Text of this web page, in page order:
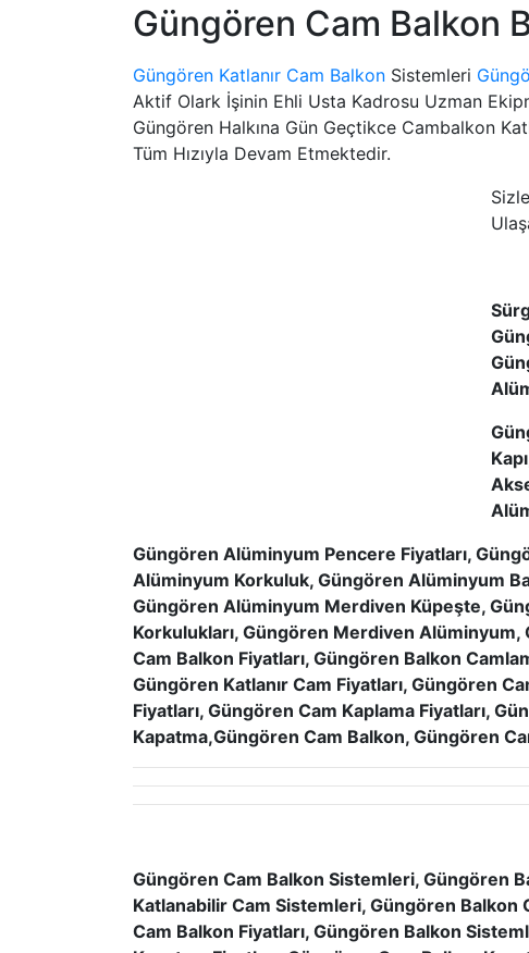
Güngören Cam Balkon
Güngören Katlanır Cam Balkon Sistemleri
Aktif Olark İşinin Ehli Usta Kadrosu Uzman
Güngören Halkına Gün Geçtikce Cambalkon
Tüm Hızıyla Devam Etmektedir.
Güngören Alüminyum Pencere Fiyatları,
Alüminyum Korkuluk, Güngören Alüminyum
Güngören Alüminyum Merdiven Küpeşte,
Korkulukları, Güngören Merdiven
Cam Balkon Fiyatları, Güngören Balkon
Güngören Katlanır Cam Fiyatları, Güngören
Fiyatları, Güngören Cam Kaplama Fiyatları,
Kapatma,Güngören Cam Balkon, Güngören
Güngören Cam Balkon Sistemleri, Güngören
Katlanabilir Cam Sistemleri, Güngören Balkon
Cam Balkon Fiyatları, Güngören Balkon